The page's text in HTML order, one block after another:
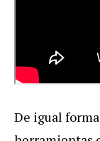
De igual